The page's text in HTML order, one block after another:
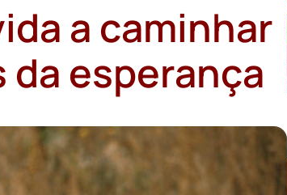
a caminhar
esperança